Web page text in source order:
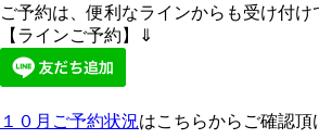
ご予約は、便利なラインからも受け付け
【ラインご予約】⇓
１０月ご予約状況はこちらからご確認頂